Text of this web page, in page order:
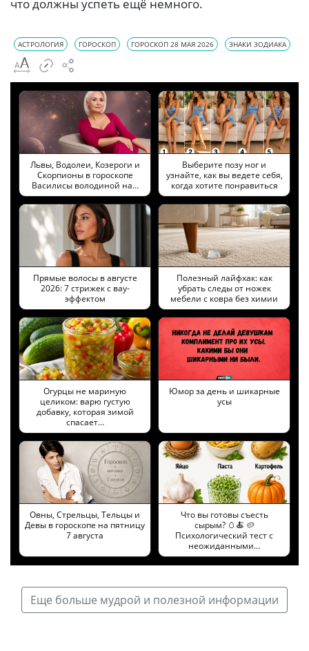
что должны успеть ещё немного.
АСТРОЛОГИЯ ГОРОСКОП ГОРОСКОП 28 МАЯ 2026 ЗНАКИ ЗОДИАКА
Львы, Водолеи, Козероги и
Скорпионы в гороскопе
Василисы володиной на…
Выберите позу ног и
узнайте, как вы ведете себя,
когда хотите понравиться
Прямые волосы в августе
2026: 7 стрижек с вау-
эффектом
Полезный лайфхак: как
убрать следы от ножек
мебели с ковра без химии
Огурцы не мариную
целиком: варю густую
добавку, которая зимой
спасает…
Юмор за день и шикарные
усы
Овны, Стрельцы, Тельцы и
Девы в гороскопе на пятницу
7 августа
Что вы готовы съесть
сырым? 🥚🍝 🥔
Психологический тест с
неожиданными…
Еще больше мудрой и полезной информации